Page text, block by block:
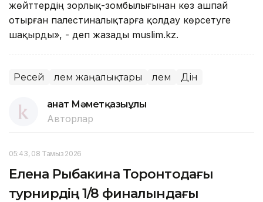
жөйттердің зорлық-зомбылығынан көз ашпай
отырған палестиналықтарға қолдау көрсетуге
шақырды», - деп жазады muslim.kz.
Ресей Әлем жаңалықтары Әлем Дін
Қанат Мәметқазыұлы
Авторлар
05:43, 08 Тамыз 2026
Елена Рыбакина Торонтодағы
турнирдің 1/8 финалындағы